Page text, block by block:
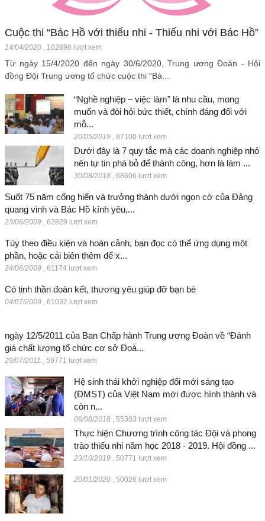
Cuộc thi “Bác Hồ với thiếu nhi - Thiếu nhi với Bác Hồ”
14/04/2020 102898 lượt xem
Từ ngày 15/4/2020 đến ngày 30/6/2020, Trung ương Đoàn - Hội
đồng Đội Trung ương tổ chức cuộc thi “Bá...
“Nghề nghiệp – việc làm” là nhu cầu, mong
muốn và đòi hỏi bức thiết, chính đáng đối với
mỗ...
20/05/2019 87100 lượt xem
Dưới đây là 7 quy tắc mà các doanh nghiệp nhỏ
nên tự tin phá bỏ để thành công, hơn là làm ...
30/08/2018 68606 lượt xem
Suốt 75 năm cống hiến và trưởng thành dưới ngọn cờ của Đảng
quang vinh và Bác Hồ kính yêu,...
23/06/2009 62829 lượt xem
Tùy theo điều kiện và hoàn cảnh, bạn đọc có thể ứng dụng một
phần, hoặc cải biên thêm để x...
24/06/2009 61174 lượt xem
Có tinh thần đoàn kết, thương yêu giúp đỡ bạn bè
04/07/2009 61032 lượt xem
ngày 12/5/2011 của Ban Chấp hành Trung ương Đoàn về “Đánh
giá chất lượng tổ chức cơ sở Đoà...
29/07/2011 59771 lượt xem
Hệ sinh thái khởi nghiệp đổi mới sáng tạo
(ĐMST) của Việt Nam mới được hình thành và
còn n...
06/08/2018 55383 lượt xem
Thực hiện Chương trình công tác Đội và phong
trào thiếu nhi năm học 2018 - 2019. Hội đồng ...
23/10/2019 50771 lượt xem
20/01/2020 50026 lượt xem